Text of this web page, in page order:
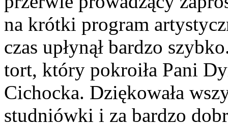
na krótki program
czas upłynął bardzo
tort, który pokroiła Pani
Cichocka. Dziękowała
studniówki i za bardzo